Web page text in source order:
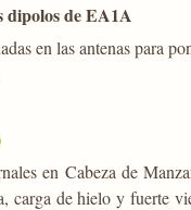
dipolos de EA1A
en las antenas para
en Cabeza de
carga de hielo y fuerte